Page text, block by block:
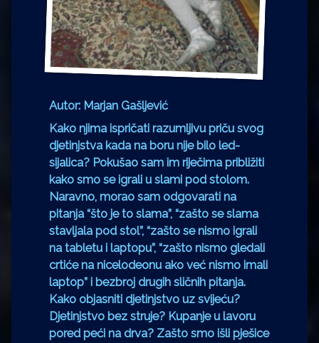
Autor: Marjan Gašljević
Kako njima ispričati razumljivu priču svog
djetinjstva kada na boru nije bilo led-
sijalica? Pokušao sam im riječima približiti
kako smo se igrali u slami pod stolom.
Naravno, morao sam odgovarati na
pitanja “što je to slama”, “zašto se slama
stavljala pod stol”, “zašto se nismo igrali
na tabletu i laptopu”, “zašto nismo gledali
crtiće na nicelodeonu ako već nismo imali
laptop” i bezbroj drugih sličnih pitanja.
Kako objasniti djetinjstvo uz svijeću?
Djetinjstvo bez struje? Kupanje u lavoru
pored peći na drva? Zašto smo išli pješice